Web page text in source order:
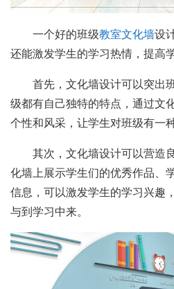
一个好的班级教室文化墙设
还能激发学生的学习热情，提高
首先，文化墙设计可以突出
级都有自己独特的特点，通过文
个性和风采，让学生对班级有一
其次，文化墙设计可以营造
化墙上展示学生们的优秀作品、
信息，可以激发学生的学习兴趣
与到学习中来。